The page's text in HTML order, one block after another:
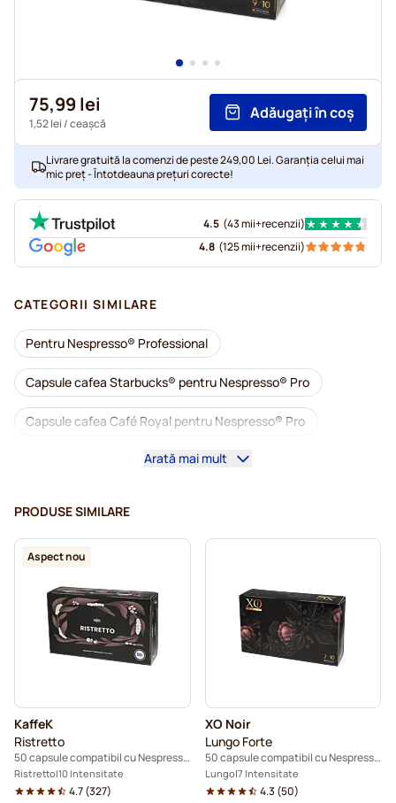
75,99 lei
1,52 lei / ceașcă
Adăugați în coș
Livrare gratuită la comenzi de peste 249,00 Lei. Garanția celui mai
mic preț - Întotdeauna prețuri corecte!
4.5 (43 mii+recenzii)
4.8 (125 mii+recenzii)
CATEGORII SIMILARE
Pentru Nespresso® Professional
Capsule cafea Starbucks® pentru Nespresso® Pro
Capsule cafea Café Royal pentru Nespresso® Pro
Mașini de cafea pentru Nespresso® Professional
Cafea decafeinizată pentru Nespresso® Pro
Capsule pentru Nespresso® Pro
Capsule cafea Gimoka pentru Nespresso® Pro
Kaffekapslen pentru Nespresso® Professional
Arată mai mult
PRODUSE SIMILARE
Aspect nou
KaffeK
Ristretto
50 capsule compatibil cu Nespresso® Pro
Ristretto 10 Intensitate
4.7(327)
XO Noir
Lungo Forte
50 capsule compatibil cu Nespresso® Pro
Lungo 7 Intensitate
4.3 (50)